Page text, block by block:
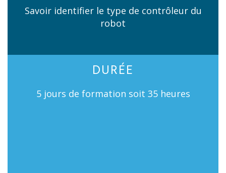
Savoir identifier le type de contrôleur du
robot
DURÉE
5 jours de formation soit 35 heures